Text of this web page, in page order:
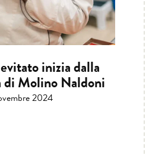
inizia dalla
di Molino Naldoni
2024